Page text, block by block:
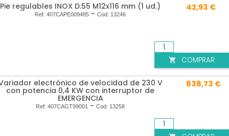
Pie regulables INOX D.55 M12x116 mm (1 ud.)
Ref: 407CAPE009485 - Cod: 13246
42,93 €
 COMPRAR
electrónico de velocidad de 230 V
con potencia 0,4 KW con interruptor de
EMERGENCIA
Ref: 407CAGT99001 - Cod: 13258
838,73 €